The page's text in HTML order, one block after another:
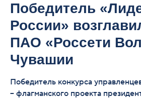
Победитель
России»
ПАО «Россети
Чувашии
Победитель конкурса
– флагманского проекта